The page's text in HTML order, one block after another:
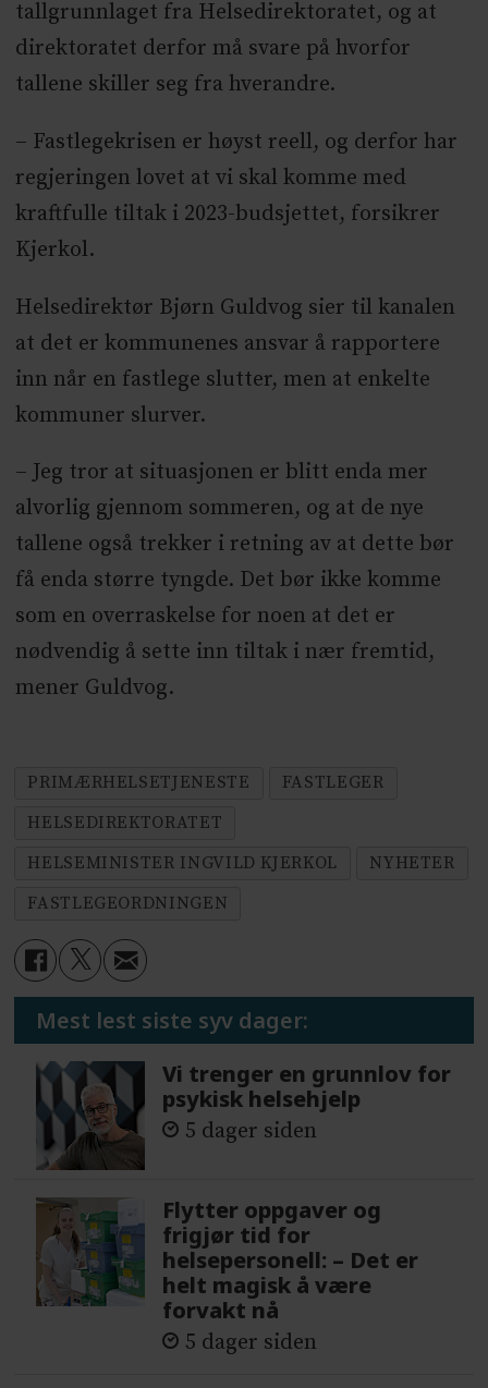
tallgrunnlaget fra Helsedirektoratet, og at
direktoratet derfor må svare på hvorfor
tallene skiller seg fra hverandre.
– Fastlegekrisen er høyst reell, og derfor har
regjeringen lovet at vi skal komme med
kraftfulle tiltak i 2023-budsjettet, forsikrer
Kjerkol.
Helsedirektør Bjørn Guldvog sier til kanalen
at det er kommunenes ansvar å rapportere
inn når en fastlege slutter, men at enkelte
kommuner slurver.
– Jeg tror at situasjonen er blitt enda mer
alvorlig gjennom sommeren, og at de nye
tallene også trekker i retning av at dette bør
få enda større tyngde. Det bør ikke komme
som en overraskelse for noen at det er
nødvendig å sette inn tiltak i nær fremtid,
mener Guldvog.
PRIMÆRHELSETJENESTE
FASTLEGER
HELSEDIREKTORATET
HELSEMINISTER INGVILD KJERKOL
NYHETER
FASTLEGEORDNINGEN
Mest lest siste syv dager:
Vi trenger en grunnlov for
psykisk helsehjelp
5 dager siden
Flytter oppgaver og
frigjør tid for
helsepersonell: – Det er
helt magisk å være
forvakt nå
5 dager siden